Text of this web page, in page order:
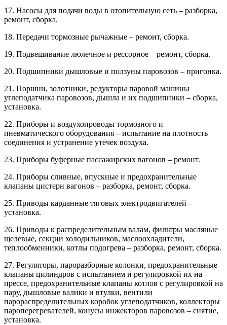
17. Насосы для подачи воды в отопительную сеть – разборка,
ремонт, сборка.
18. Передачи тормозные рычажные – ремонт, сборка.
19. Подвешивание люлечное и рессорное – ремонт, сборка.
20. Подшипники дышловые и ползуны паровозов – пригонка.
21. Поршни, золотники, редукторы паровой машины
углеподатчика паровозов, дышла и их подшипники – сборка,
установка.
22. Приборы и воздухопроводы тормозного и
пневматического оборудования – испытание на плотность
соединения и устранение утечек воздуха.
23. Приборы буферные пассажирских вагонов – ремонт.
24. Приборы сливные, впускные и предохранительные
клапаны цистерн вагонов – разборка, ремонт, сборка.
25. Приводы карданные тяговых электродвигателей –
установка.
26. Приводы к распределительным валам, фильтры масляные
щелевые, секции холодильников, маслоохладители,
теплообменники, котлы подогрева – разборка, ремонт, сборка.
27. Регуляторы, пароразборные колонки, предохранительные
клапаны цилиндров с испытанием и регулировкой их на
прессе, предохранительные клапаны котлов с регулировкой на
пару, дышловые валики и втулки, вентили
парораспределительных коробок углеподатчиков, коллекторы
пароперегревателей, конусы инжекторов паровозов – снятие,
установка.